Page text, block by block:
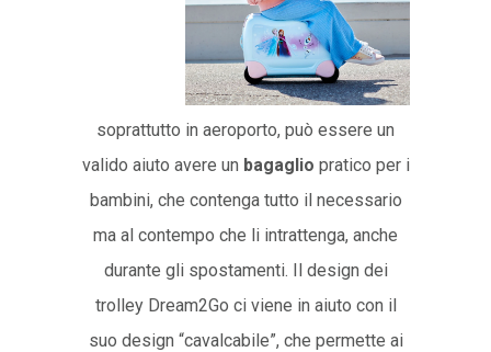
soprattutto in aeroporto, può essere un
valido aiuto avere un bagaglio pratico per i
bambini, che contenga tutto il necessario
ma al contempo che li intrattenga, anche
durante gli spostamenti. Il design dei
trolley Dream2Go ci viene in aiuto con il
suo design “cavalcabile”, che permette ai